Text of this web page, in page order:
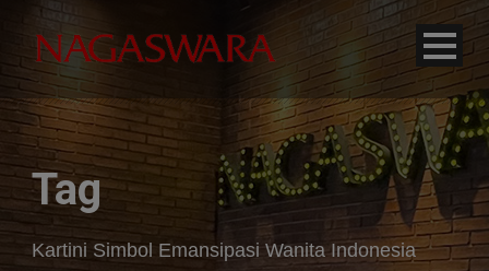
Tag
Kartini Simbol Emansipasi Wanita Indonesia
modal-check